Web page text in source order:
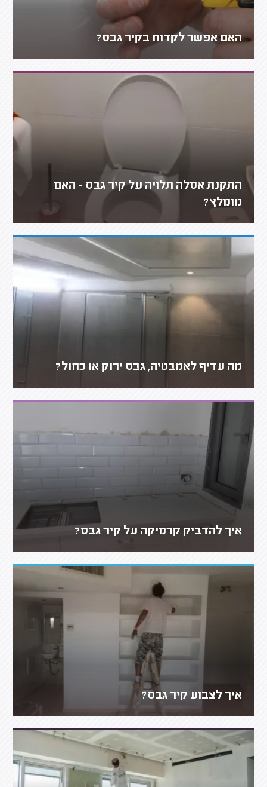
האם אפשר לקדוח בקיר גבס?
התקנת אסלה תלויה על קיר גבס - האם
מומלץ?
מה עדיף לאמבטיה, גבס ירוק או כחול?
איך להדביק קרמיקה על קיר גבס?
איך לצבוע קיר גבס?